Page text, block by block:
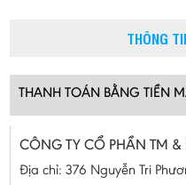
THÔNG
THANH TOÁN BẰNG TIỀN
CÔNG TY CỔ PHẦN TM
Địa chỉ: 376 Nguyễn Tri